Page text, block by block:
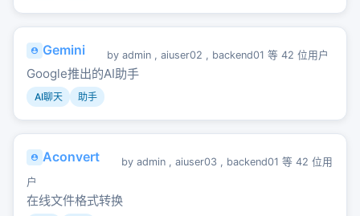
Gemini by admin , aiuser02 , backend01 等 42 位用户
Google推出的AI助手
AI聊天 助手
Aconvert by admin , aiuser03 , backend01 等 42 位用
户
在线文件格式转换